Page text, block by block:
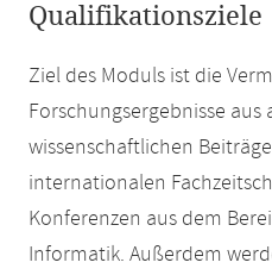
Qualifikationsziele
Ziel des Moduls ist die
Forschungsergebnisse aus
wissenschaftlichen
internationalen
Konferenzen aus dem
Informatik. Außerdem